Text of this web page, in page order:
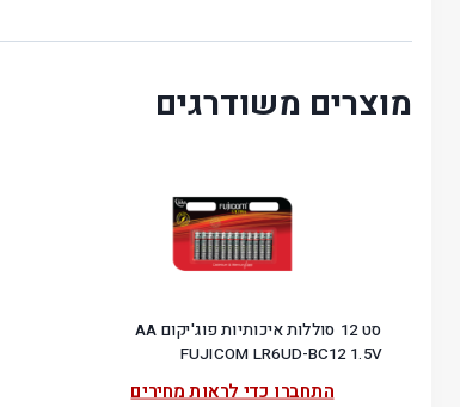
מוצרים משודרגים
סט 12 סוללות איכותיות פוג'יקום AA
FUJICOM LR6UD-BC12 1.5V
התחברו כדי לראות מחירים